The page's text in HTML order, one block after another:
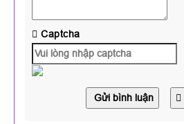
Captcha
Gửi bình luận